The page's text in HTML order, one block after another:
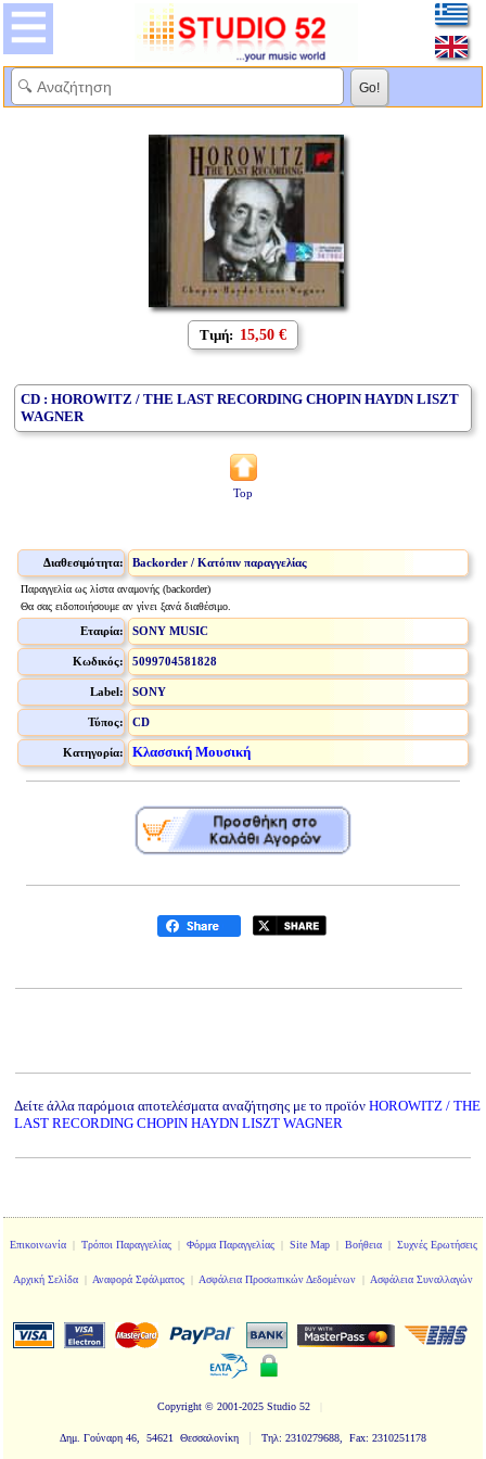
Τιμή: 15,50 €
CD : HOROWITZ / THE LAST RECORDING CHOPIN HAYDN LISZT
WAGNER
Top
Διαθεσιμότητα: Backorder / Κατόπιν παραγγελίας
Παραγγελία ως λίστα αναμονής (backorder)
Θα σας ειδοποιήσουμε αν γίνει ξανά διαθέσιμο.
Εταιρία: SONY MUSIC
Κωδικός: 5099704581828
Label: SONY
Τύπος: CD
Κατηγορία: Κλασσική Μουσική
Δείτε άλλα παρόμοια αποτελέσματα αναζήτησης με το προϊόν HOROWITZ / THE
LAST RECORDING CHOPIN HAYDN LISZT WAGNER
Επικοινωνία| Τρόποι Παραγγελίας| Φόρμα Παραγγελίας| Site Map| Βοήθεια| Συχνές Ερωτήσεις
Αρχική Σελίδα | Αναφορά Σφάλματος | Ασφάλεια Προσωπικών Δεδομένων | Ασφάλεια Συναλλαγών
Copyright © 2001-2025 Studio 52
Δημ. Γούναρη 46, 54621 Θεσσαλονίκη | Τηλ: 2310279688, Fax: 2310251178